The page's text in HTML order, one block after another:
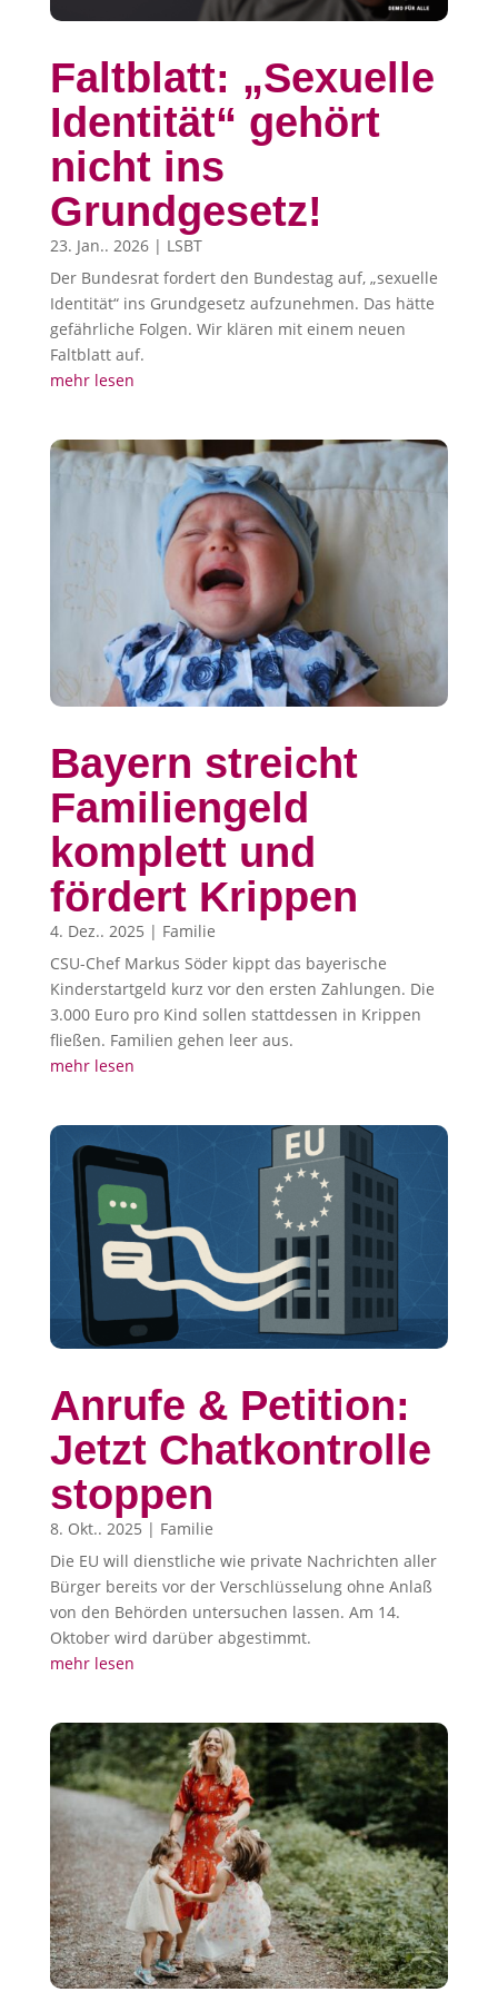
Faltblatt: „Sexuelle
Identität“ gehört
nicht ins
Grundgesetz!
23. Jan.. 2026| LSBT
Der Bundesrat fordert den Bundestag auf, „sexuelle
Identität“ ins Grundgesetz aufzunehmen. Das hätte
gefährliche Folgen. Wir klären mit einem neuen
Faltblatt auf.
mehr lesen
Bayern streicht
Familiengeld
komplett und
fördert Krippen
4. Dez.. 2025 | Familie
CSU-Chef Markus Söder kippt das bayerische
Kinderstartgeld kurz vor den ersten Zahlungen. Die
3.000 Euro pro Kind sollen stattdessen in Krippen
fließen. Familien gehen leer aus.
mehr lesen
Anrufe & Petition:
Jetzt Chatkontrolle
stoppen
8. Okt.. 2025 | Familie
Die EU will dienstliche wie private Nachrichten aller
Bürger bereits vor der Verschlüsselung ohne Anlaß
von den Behörden untersuchen lassen. Am 14.
Oktober wird darüber abgestimmt.
mehr lesen